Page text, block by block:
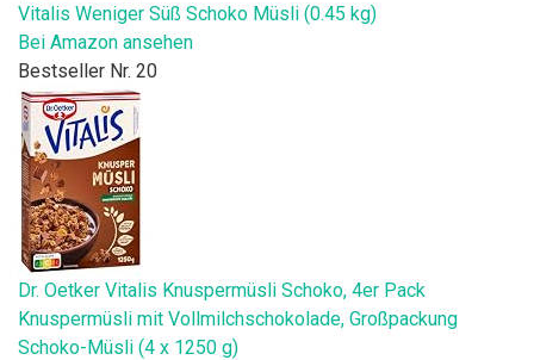
Vitalis Weniger Süß Schoko Müsli (0.45 kg)
Bei Amazon ansehen
Bestseller Nr. 20
Dr. Oetker Vitalis Knuspermüsli Schoko, 4er Pack
Knuspermüsli mit Vollmilchschokolade, Großpackung
Schoko-Müsli (4 x 1250 g)